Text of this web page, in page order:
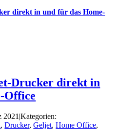
direkt in und für das Home-
Drucker direkt in
Office
2021 |Kategorien:
,Drucker,Geljet,Home Office,